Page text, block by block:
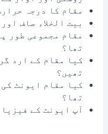
مقام کا درجہ
بیت الخلاء صاف
مقام مجموعی طور
تھا؟
کیا مقام کے ارد
تھیں؟
کیا مقام ایونٹ
تھا؟
آپ ایونٹ کے